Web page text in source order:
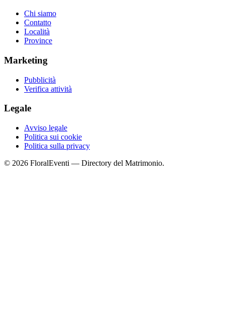
Chi siamo
Contatto
Località
Province
Marketing
Pubblicità
Verifica attività
Legale
Avviso legale
Politica sui cookie
Politica sulla privacy
© 2026 FloralEventi — Directory del Matrimonio.